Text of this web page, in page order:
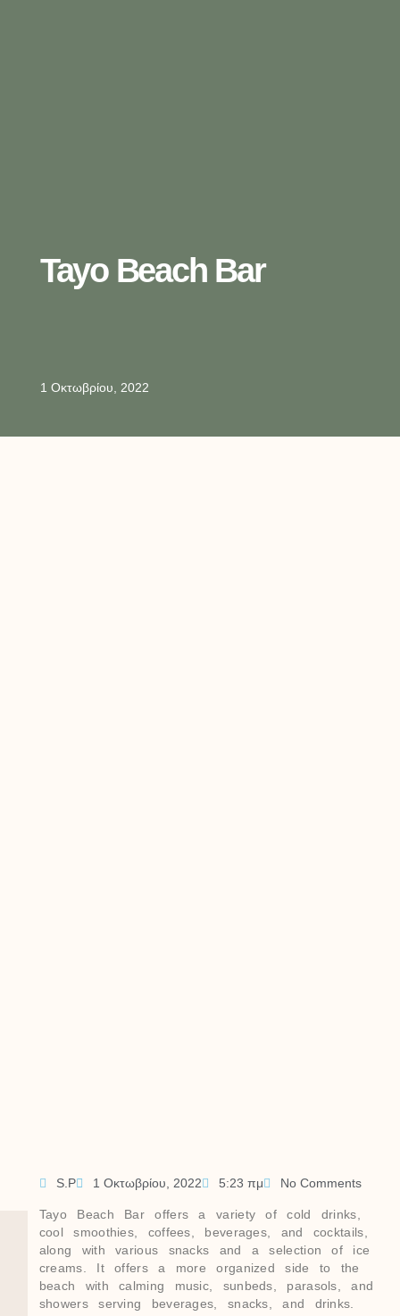
Tayo Beach Bar
1 Οκτωβρίου, 2022
S.P 1 Οκτωβρίου, 2022 5:23 πμ No Comments
Tayo Beach Bar offers a variety of cold drinks,
cool smoothies, coffees, beverages, and cocktails,
along with various snacks and a selection of ice
creams. It offers a more organized side to the
beach with calming music, sunbeds, parasols, and
showers serving beverages, snacks, and drinks.